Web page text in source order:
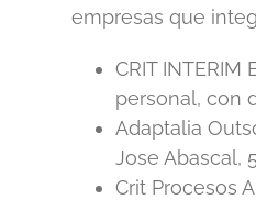
empresas que
CRIT
personal, con
Adaptalia
Jose Abascal,
Crit Procesos